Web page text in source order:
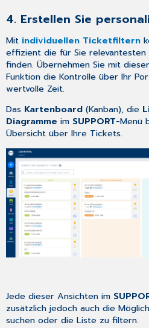
4. Erstellen Sie
Mit individuellen Ticketfiltern
effizient die für Sie relevantesten
finden. Übernehmen Sie mit
Funktion die Kontrolle über Ihr
wertvolle Zeit.
Das Kartenboard(Kanban), die
Diagrammeim SUPPORT-Menü
Übersicht über Ihre Tickets.
Jede dieser Ansichten im
zusätzlich jedoch auch die
suchen oder die Liste zu filtern.